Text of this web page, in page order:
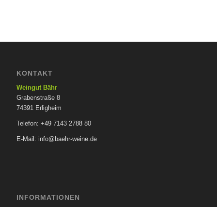
KONTAKT
Weingut Bähr
Grabenstraße 8
74391 Erligheim
Telefon: +49 7143 2788 80
E-Mail: info@baehr-weine.de
INFORMATIONEN